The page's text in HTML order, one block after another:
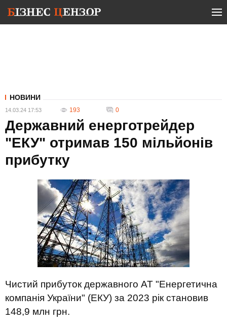
НОВИНИ
14.03.24 17:53 193 0
Державний енерготрейдер
"ЕКУ" отримав 150 мільйонів
прибутку
Чистий прибуток державного АТ "Енергетична
компанія України" (ЕКУ) за 2023 рік становив
148,9 млн грн.